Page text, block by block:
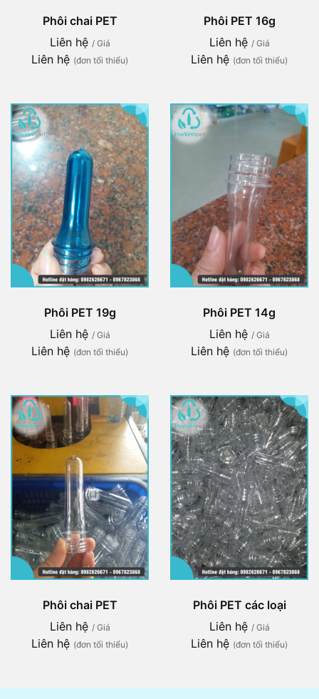
Phôi chai PET
Liên hệ / Giá
Liên hệ (đơn tối thiểu)
Phôi PET 16g
Liên hệ / Giá
Liên hệ (đơn tối thiểu)
Phôi PET 19g
Liên hệ / Giá
Liên hệ (đơn tối thiểu)
Phôi PET 14g
Liên hệ / Giá
Liên hệ (đơn tối thiểu)
Phôi chai PET
Liên hệ / Giá
Liên hệ (đơn tối thiểu)
Phôi PET các loại
Liên hệ / Giá
Liên hệ (đơn tối thiểu)